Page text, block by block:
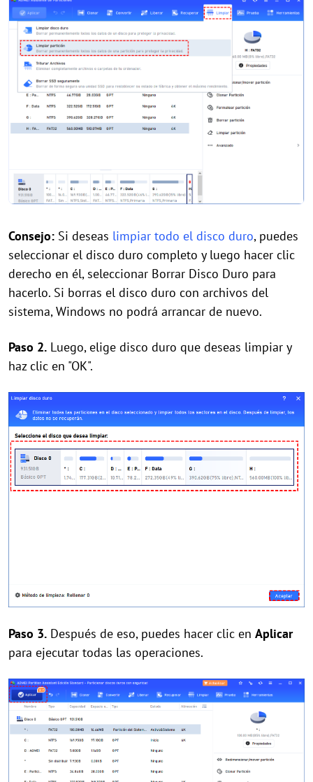
Consejo: Si deseas limpiar todo el disco duro, puedes
seleccionar el disco duro completo y luego hacer clic
derecho en él, seleccionar Borrar Disco Duro para
hacerlo. Si borras el disco duro con archivos del
sistema, Windows no podrá arrancar de nuevo.
Paso 2. Luego, elige disco duro que deseas limpiar y
haz clic en "OK".
Paso 3. Después de eso, puedes hacer clic en Aplicar
para ejecutar todas las operaciones.